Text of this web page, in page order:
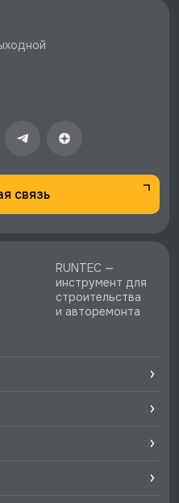
Москве, Санкт-
она меньше 10%
лояльности,
связь
RUNTEC —
инструмент для
строительства
и авторемонта